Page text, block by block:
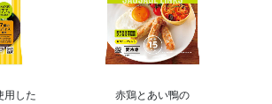
用した
赤鶏とあい鴨の